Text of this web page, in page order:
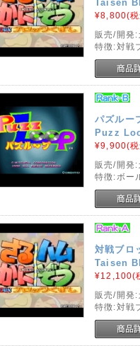
Taisen
¥8,800(
販売/開発:
特徴:対戦
パズルー
Puzz
¥9,900(
販売/開発:
特徴:ボー
対戦ブロ
Taisen
¥12,100(
販売/開発:
特徴:対戦